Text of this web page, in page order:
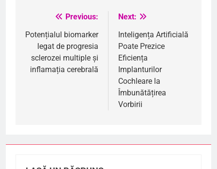
Navigare
în
articole
Previous:
Potențialul biomarker
legat de progresia
sclerozei multiple și
inflamația cerebrală
Next:
Inteligența Artificială
Poate Prezice
Eficiența
Implanturilor
Cochleare la
Îmbunătățirea
Vorbirii